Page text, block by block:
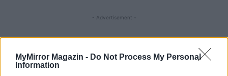
MyMirror Magazin - Do Not Process My Personal
Information
- Advertisement -
46,301 Rajongók TETSZIK